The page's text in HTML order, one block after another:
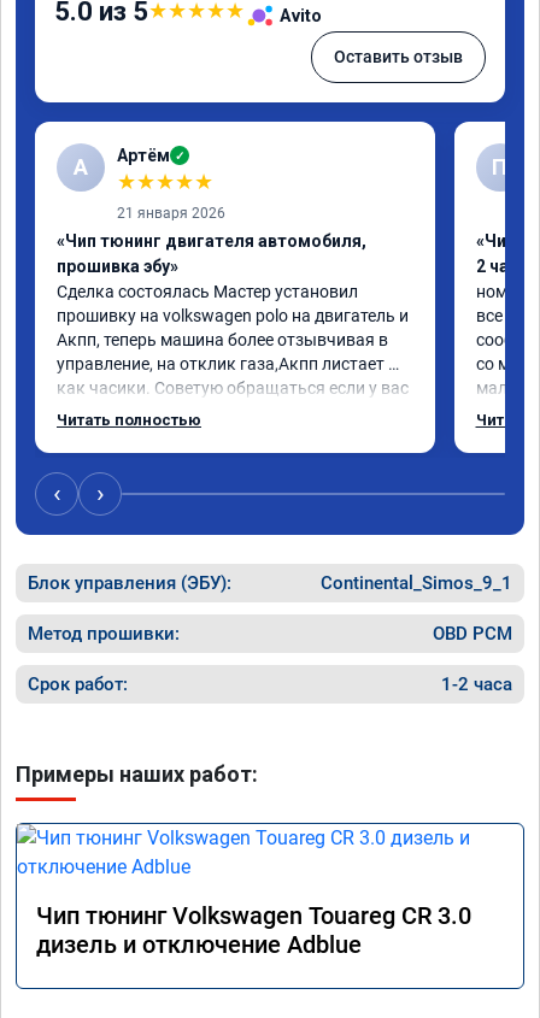
5.0 из 5★★★★★ Avito
Оставить отзыв
А Артём ✓
★★★★★
21 января 2026
«Чип тюнинг двигателя автомобиля,
прошивка эбу»
Сделка состоялась Мастер установил
прошивку на volkswagen polo на двигатель и
Акпп, теперь машина более отзывчивая в
управление, на отклик газа,Акпп листает
как часики. Советую обращаться если у вас
возникли проблемы с автомобилем
Читать полностью
П
«Чип
2 часа»
номер
все
со
мало.
ребята
Читать
‹ ›
Блок управления (ЭБУ): Continental_Simos_9_1
Метод прошивки: OBD PCM
Срок работ: 1-2 часа
Примеры наших работ:
Чип тюнинг Volkswagen Touareg CR 3.0
дизель и отключение Adblue